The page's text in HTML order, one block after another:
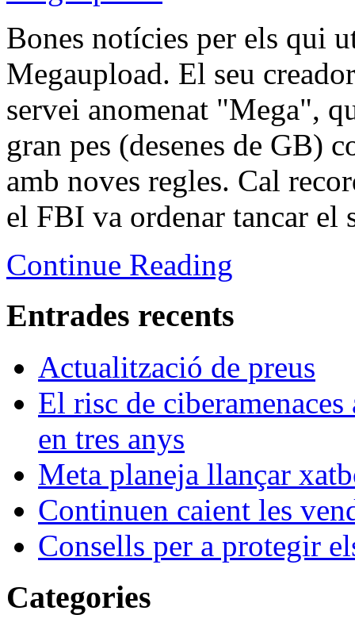
Bones notícies per els qui
Megaupload. El seu
servei anomenat "Mega",
gran pes (desenes de GB)
amb noves regles. Cal
el FBI va ordenar tancar
Continue Reading
Entrades recents
Actualització de preus
El risc de
en tres anys
Meta planeja llançar
Continuen caient les
Consells per a protegir
Categories